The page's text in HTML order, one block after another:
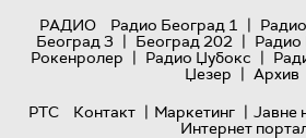
РАДИО
Радио Београд 1 |
Београд 3 | Београд 202 | Радио
Рокенролер | Радио Џубокс |
Џезер | Архив
РТС
Контакт | Маркетинг | Јавне
Интернет